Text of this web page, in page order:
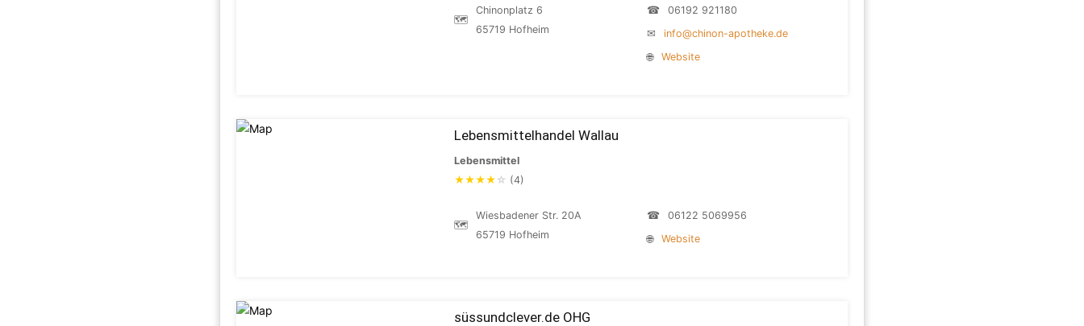
🗺
Chinonplatz 6
65719 Hofheim
☎
06192 921180
✉
info@chinon-apotheke.de
🌐
Website
Lebensmittelhandel Wallau
Lebensmittel
★★★★ ☆ (4)
🗺
Wiesbadener Str. 20A
65719 Hofheim
☎
06122 5069956
🌐
Website
süssundclever.de OHG